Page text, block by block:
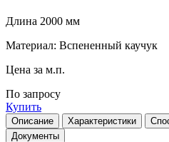
Длина 2000 мм
Материал: Вспененный каучук
Цена за м.п.
По запросу
Купить
Описание Характеристики
Документы